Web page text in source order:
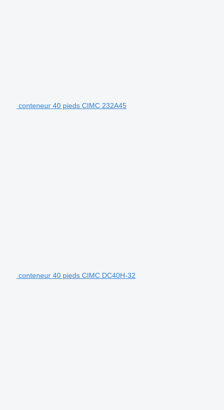
conteneur 40 pieds CIMC 232A45
conteneur 40 pieds CIMC DC40H-32